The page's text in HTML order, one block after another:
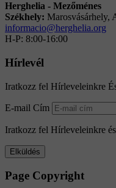
Herghelia - Mezőménes
Székhely: Marosvásárhely,
informacio@herghelia.org
H-P: 8:00-16:00
Hírlevél
Iratkozz fel Hírleveleinkre
E-mail Cím
Iratkozz fel Hírleveleinkre
Page Copyright